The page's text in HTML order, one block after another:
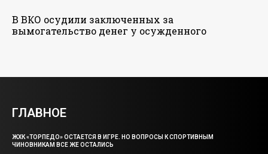
В ВКО осудили заключенных за
вымогательство денег у осужденного
ГЛАВНОЕ
ЖХК «ТОРПЕДО» ОСТАЕТСЯ В ИГРЕ. НО ВОПРОСЫ К СПОРТИВНЫМ
ЧИНОВНИКАМ ВСЕ ЖЕ ОСТАЛИСЬ